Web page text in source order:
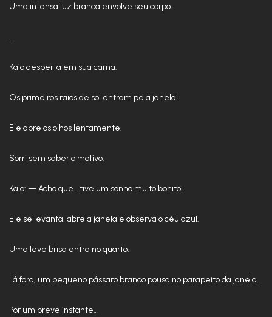
Uma intensa luz branca envolve seu corpo.
…
Kaio desperta em sua cama.
Os primeiros raios de sol entram pela janela.
Ele abre os olhos lentamente.
Sorri sem saber o motivo.
Kaio: — Acho que… tive um sonho muito bonito.
Ele se levanta, abre a janela e observa o céu azul.
Uma leve brisa entra no quarto.
Lá fora, um pequeno pássaro branco pousa no parapeito da janela.
Por um breve instante…